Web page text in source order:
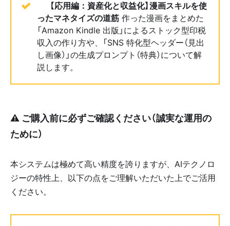
【応用編：資産化と収益化】漫画スキルを使
ったマネタイズの道筋 作った漫画をまとめた
「Amazon Kindle 出版」によるストック型印税
収入の作り方や、「SNS 特化型ヘッダー（見出
し画像）」の生成プロンプト（特典）について解
説します。
⚠️ ご購入前に必ずご確認ください（誠実な運用の
ために）
本システムは極めて高い精度を誇りますが、AIテクノロ
ジーの特性上、以下の点をご理解いただいた上でご活用
ください。